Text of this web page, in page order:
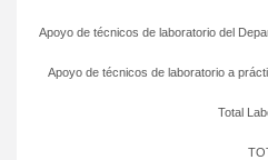
Total
Apoyo de técnicos de laboratorio a
Apoyo de técnicos de laboratorio del